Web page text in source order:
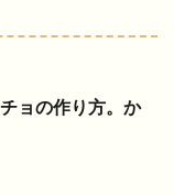
ョの作り方。か